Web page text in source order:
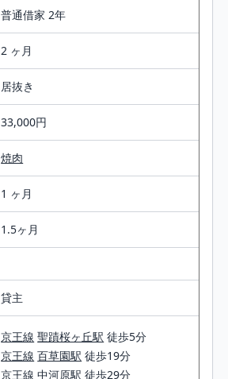
普通借家 2年
2 ヶ月
居抜き
33,000円
焼肉
1 ヶ月
1.5ヶ月
貸主
京王線 聖蹟桜ヶ丘駅 徒歩5分
京王線 百草園駅 徒歩19分
京王線 中河原駅 徒歩29分